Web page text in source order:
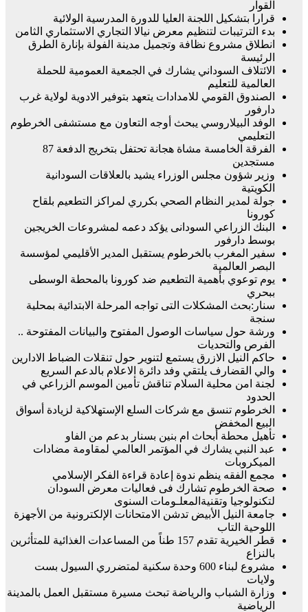
القوار
قرارا بتشكيل اللجنة العليا للدورة المدرسية الولائية
بدء الترتيبات لتنظيم معرض نيالا التجاري الاستثماري الثامن
انطلاق مشروع نظافة وتجميل مدينة الفولة بإنارة الطرق
الرئيسة
الائتلاف السوداني يشارك في الجمعية العمومية للحملة
العالمية للتعليم
الصندوق القومي للامدادات يتعهد بتوفير الادوية لولاية غرب
دارفور
الوفد البيلاروسي يبحث أوجه التعاون مع مستشفى الخرطوم
التعليمي
الفرقة الخامسة مشاة هجانة تحتفل بتخريج الدفعة 87
مستجدين
وزير شؤون مجلس الوزراء يشيد بالعلاقات السودانية
الكويتية
جولة لمدير النظام الصحي بكرري لمراكز التطعيم بلقاح
كورونا
البنك الزراعي السودانى يؤكد دعمه لمشروعات الخريجين
بوسط دارفور
سفير المغرب بالخرطوم يستقبل المدير الأقليمي لمؤسسة
البصر العالمية
يوم توعوي بأهمية التطعيم ضد كورونا بالمحطة الوسطى
ببحري
سنار:بحث المشكلات التى تواجه المرحلة الابتدائية بمحلية
سنجة
ورشة حول سياسات الوصول المفتوح والبيانات المفتوحة ..
الفرص والتحديات
حاكم النيل الازرق يستمع لتنوير حول تنقلات الضباط الادارين
والي القضارف يلتقي وفد دائرة الاعلام بالدعم السريع
لجنة امن محلية السلام تناقش تأمين الموسم الزراعي في
الحدود
الخرطوم تنسق مع شركات السلع الإستهلاكية لزيادة أسواق
البيع المخفض
تأهيل محطة أبحاث ام بنين بسنار بدعم من الفاو
عبد النبي يشارك في المؤتمر العالمي لمقاومة مضادات
الميكروبات
مجمع الفقه ينظم ندوة إعادة قراءة الفكر الإسلامي
صحة الخرطوم تشارك فى فعاليات معرض السودان
لتكنولوجيا وتقنيةالمعلـومات السنوى
جامعة النيل الأبيض تدشن الامتحانات الإلكترونية من الأجهزة
اللوحية التاب
قطر الخيرية تقدم 157 طناً من المساعدات الغذائية للمتأثرين
بالنزاع
مشروع لبناء 600 وحدة سكنية لمتضرري السيول بست
ولايات
وزارة الشباب والرياضة تبحث مسيرة مستقبل العمل بالمدينة
الرياضية